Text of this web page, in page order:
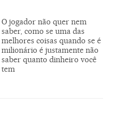
O jogador não quer nem
saber, como se uma das
melhores coisas quando se é
milionário é justamente não
saber quanto dinheiro você
tem